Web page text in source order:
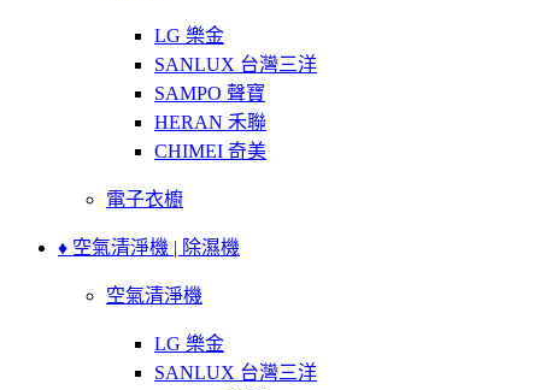
LG 樂金
SANLUX 台灣三洋
SAMPO 聲寶
HERAN 禾聯
CHIMEI 奇美
電子衣櫥
♦ 空氣清淨機 | 除濕機
空氣清淨機
LG 樂金
SANLUX 台灣三洋